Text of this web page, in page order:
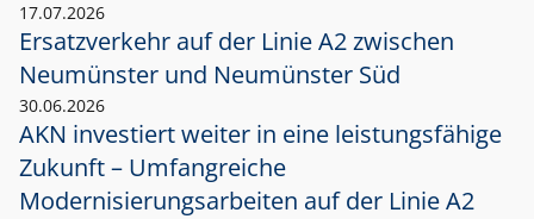
17.07.2026
Ersatzverkehr auf der Linie A2 zwischen
Neumünster und Neumünster Süd
30.06.2026
AKN investiert weiter in eine leistungsfähige
Zukunft – Umfangreiche
Modernisierungsarbeiten auf der Linie A2